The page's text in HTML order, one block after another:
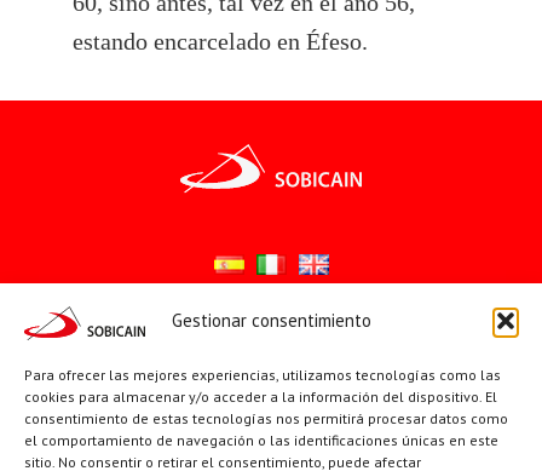
Gestionar consentimiento
Para ofrecer las mejores experiencias, utilizamos tecnologías como las
cookies para almacenar y/o acceder a la información del dispositivo. El
consentimiento de estas tecnologías nos permitirá procesar datos como
el comportamiento de navegación o las identificaciones únicas en este
sitio. No consentir o retirar el consentimiento, puede afectar
estando encarcelado en Éfeso.
YouTube
X Facebook